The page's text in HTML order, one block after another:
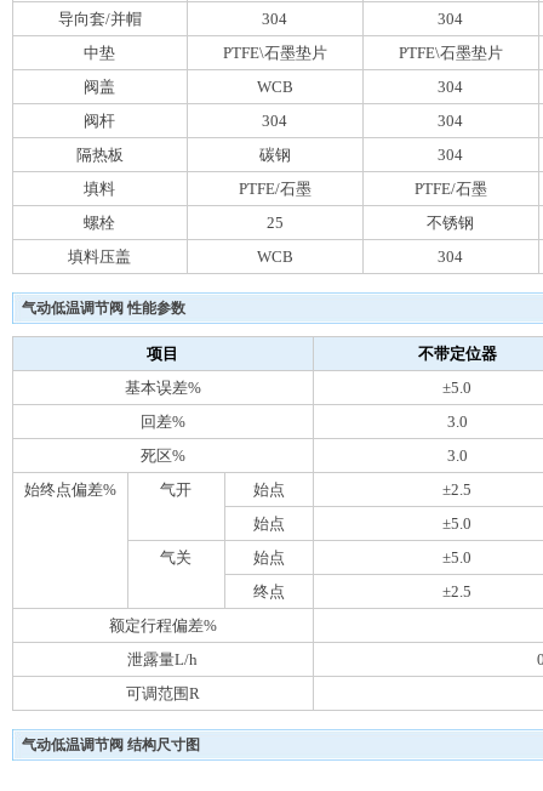
导向套/并帽
304
304
中垫
PTFE\石墨垫片
PTFE\石墨垫片
阀盖
WCB
304
阀杆
304
304
隔热板
碳钢
304
填料
PTFE/石墨
PTFE/石墨
螺栓
25
不锈钢
填料压盖
WCB 304
气动低温调节阀 性能参数
项目
不带定位器
基本误差%
±5.0
回差%
3.0
死区%
3.0
始终点偏差%
气开 始点
±2.5
始点
±5.0
气关
始点
±5.0
终点
±2.5
额定行程偏差%
泄露量L/h
可调范围R
气动低温调节阀 结构尺寸图